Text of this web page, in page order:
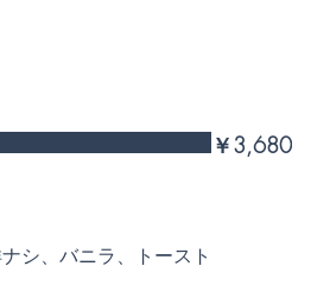
シ、バニラ、トースト
￥3,680